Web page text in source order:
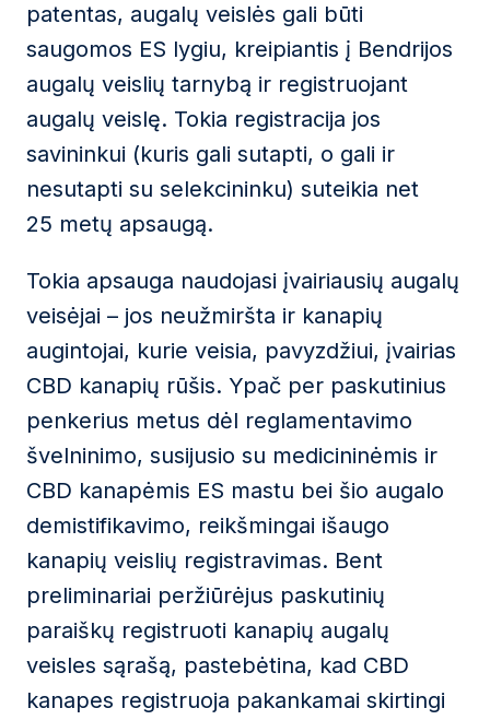
patentas, augalų veislės gali būti
saugomos ES lygiu, kreipiantis į Bendrijos
augalų veislių tarnybą ir registruojant
augalų veislę. Tokia registracija jos
savininkui (kuris gali sutapti, o gali ir
nesutapti su selekcininku) suteikia net
25 metų apsaugą.
Tokia apsauga naudojasi įvairiausių augalų
veisėjai – jos neužmiršta ir kanapių
augintojai, kurie veisia, pavyzdžiui, įvairias
CBD kanapių rūšis. Ypač per paskutinius
penkerius metus dėl reglamentavimo
švelninimo, susijusio su medicininėmis ir
CBD kanapėmis ES mastu bei šio augalo
demistifikavimo, reikšmingai išaugo
kanapių veislių registravimas. Bent
preliminariai peržiūrėjus paskutinių
paraiškų registruoti kanapių augalų
veisles sąrašą, pastebėtina, kad CBD
kanapes registruoja pakankamai skirtingi